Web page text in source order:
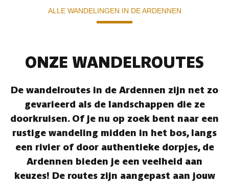
ALLE WANDELINGEN IN DE ARDENNEN
ONZE WANDELROUTES
De wandelroutes in de Ardennen zijn net zo
gevarieerd als de landschappen die ze
doorkruisen. Of je nu op zoek bent naar een
rustige wandeling midden in het bos, langs
een rivier of door authentieke dorpjes, de
Ardennen bieden je een veelheid aan
keuzes! De routes zijn aangepast aan jouw